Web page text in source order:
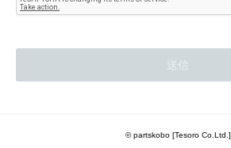
© partskobo [Tesoro Co.Ltd.]